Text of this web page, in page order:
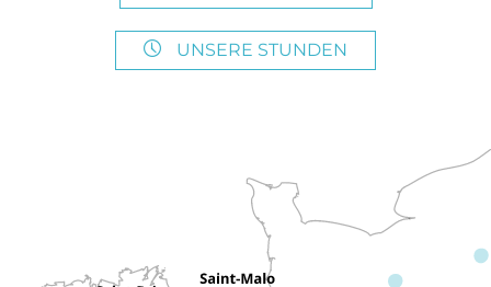
UNSERE STUNDEN